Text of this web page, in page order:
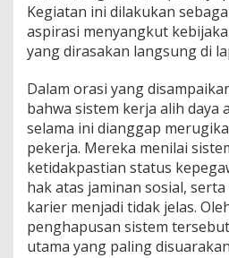
Kegiatan ini dilakukan
aspirasi menyangkut
yang dirasakan langsung di
Dalam orasi yang
bahwa sistem kerja alih daya
selama ini dianggap
pekerja. Mereka menilai
ketidakpastian status
hak atas jaminan sosial,
karier menjadi tidak jelas.
penghapusan sistem
utama yang paling